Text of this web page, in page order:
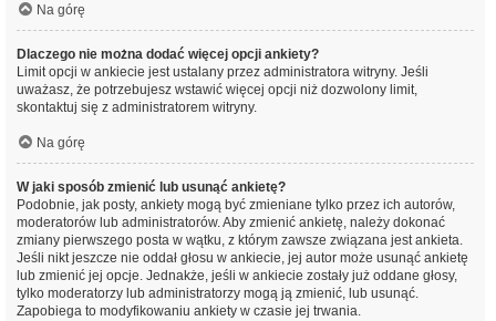
Na górę
Dlaczego nie można dodać więcej opcji ankiety?
Limit opcji w ankiecie jest ustalany przez administratora witryny. Jeśli
uważasz, że potrzebujesz wstawić więcej opcji niż dozwolony limit,
skontaktuj się z administratorem witryny.
Na górę
W jaki sposób zmienić lub usunąć ankietę?
Podobnie, jak posty, ankiety mogą być zmieniane tylko przez ich autorów,
moderatorów lub administratorów. Aby zmienić ankietę, należy dokonać
zmiany pierwszego posta w wątku, z którym zawsze związana jest ankieta.
Jeśli nikt jeszcze nie oddał głosu w ankiecie, jej autor może usunąć ankietę
lub zmienić jej opcje. Jednakże, jeśli w ankiecie zostały już oddane głosy,
tylko moderatorzy lub administratorzy mogą ją zmienić, lub usunąć.
Zapobiega to modyfikowaniu ankiety w czasie jej trwania.